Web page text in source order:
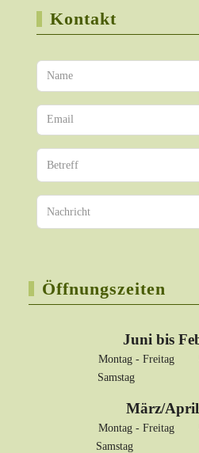
Kontakt
Öffnungszeiten
Juni bis
Montag - Freitag
Samstag 9
März/
Montag - Freitag
Samstag 9